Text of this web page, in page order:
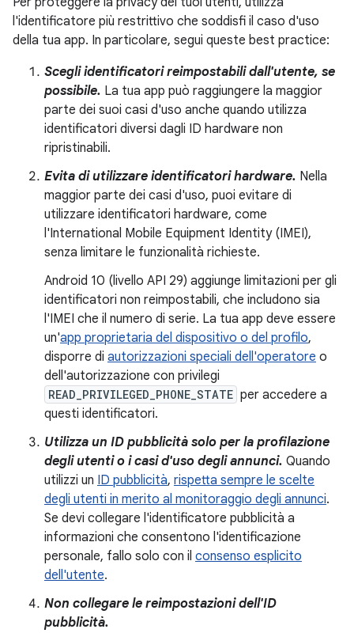
l'identificatore più restrittivo che soddisfi il caso d'uso
della tua app. In particolare, segui queste best practice:
Scegli identificatori reimpostabili dall'utente, se
possibile. La tua app può raggiungere la maggior
parte dei suoi casi d'uso anche quando utilizza
identificatori diversi dagli ID hardware non
ripristinabili.
Evita di utilizzare identificatori hardware. Nella
maggior parte dei casi d'uso, puoi evitare di
utilizzare identificatori hardware, come
l'International Mobile Equipment Identity (IMEI),
senza limitare le funzionalità richieste.
Android 10 (livello API 29) aggiunge limitazioni per gli
identificatori non reimpostabili, che includono sia
l'IMEI che il numero di serie. La tua app deve essere
un'app proprietaria del dispositivo o del profilo,
disporre di autorizzazioni speciali dell'operatore o
dell'autorizzazione con privilegi
READ_PRIVILEGED_PHONE_STATE per accedere a
questi identificatori.
Utilizza un ID pubblicità solo per la profilazione
degli utenti o i casi d'uso degli annunci. Quando
utilizzi un ID pubblicità, rispetta sempre le scelte
degli utenti in merito al monitoraggio degli annunci.
Se devi collegare l'identificatore pubblicità a
informazioni che consentono l'identificazione
personale, fallo solo con il consenso esplicito
dell'utente.
Non collegare le reimpostazioni dell'ID
pubblicità.